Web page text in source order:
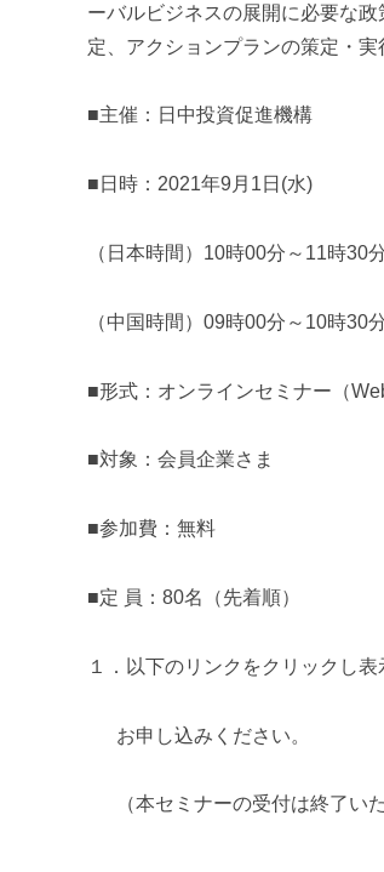
ーバルビジネスの展開に必要な
定、アクションプランの策定・実
■主催：日中投資促進機構
■日時： 2021年9 月 1 日 (水)
（日本時間） 10時00分～ 11時30
（中国時間） 09時00分～ 10時30
■形式：オンラインセミナー（
■対象：会員企業さま
■参加費：無料
■定 員： 80名（先着順）
１．以下のリンクをクリックし
お申し込みください。
（本セミナーの受付は終了いた